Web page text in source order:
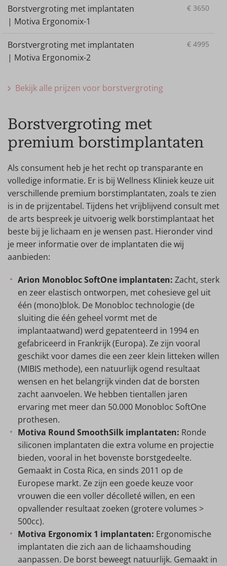
Borstvergroting met implantaten
| Motiva Ergonomix-1
€ 3650
Borstvergroting met implantaten
| Motiva Ergonomix-2
€ 4995
Bekijk alle prijzen voor borstvergroting
Borstvergroting met
premium borstimplantaten
Als consument heb je het recht op transparante en
volledige informatie. Er is bij Wellness Kliniek keuze uit
verschillende premium borstimplantaten, zoals te zien
is in de prijzentabel. Tijdens het vrijblijvend consult met
de arts bespreek je uitvoerig welk borstimplantaat het
beste bij je lichaam en je wensen past. Hieronder vind
je meer informatie over de implantaten die wij
aanbieden:
Arion Monobloc SoftOne implantaten: Zacht, sterk
en zeer elastisch ontworpen, met cohesieve gel uit
één (mono)blok. De Monobloc technologie (de
sluiting die één geheel vormt met de
implantaatwand) werd gepatenteerd in 1994 en
gefabriceerd in Frankrijk (Europa). Ze zijn vooral
geschikt voor dames die een zeer klein litteken willen
(MIBIS methode), een natuurlijk ogend resultaat
wensen en het belangrijk vinden dat de borsten
zacht aanvoelen. We hebben tientallen jaren
ervaring met meer dan 50.000 Monobloc SoftOne
prothesen.
Motiva Round SmoothSilk implantaten: Ronde
siliconen implantaten die extra volume en projectie
bieden, vooral in het bovenste borstgedeelte.
Gemaakt in Costa Rica, en sinds 2011 op de
Europese markt. Ze zijn een goede keuze voor
vrouwen die een voller décolleté willen, en een
opvallender resultaat zoeken (grotere volumes >
500cc).
Motiva Ergonomix 1 implantaten: Ergonomische
implantaten die zich aan de lichaamshouding
aanpassen. De borst beweegt natuurlijk. Gemaakt in